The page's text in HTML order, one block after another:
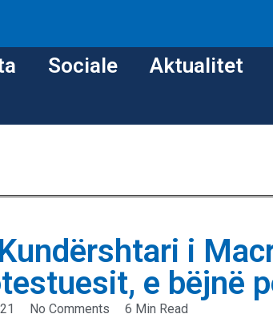
Sociale Aktualitet
i
e bëjnë
No Comments
6 Min Read